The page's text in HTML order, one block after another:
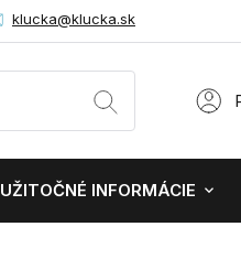
klucka@klucka.sk
UŽITOČNÉ INFORMÁCIE